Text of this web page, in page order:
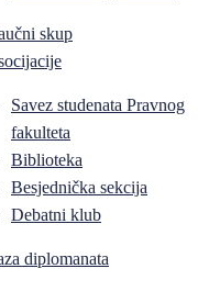
skup
Savez studenata Pravnog
fakulteta
Biblioteka
Besjednička sekcija
Debatni klub
diplomanata